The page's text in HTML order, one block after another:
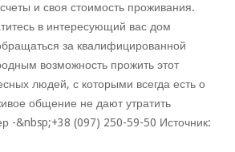
и своя стоимость проживания.
в интересующий вас дом
за квалифицированной
возможность прожить этот
людей, с которыми всегда есть о
общение не дают утратить
-&nbsp;+38 (097) 250-59-50 Источник: